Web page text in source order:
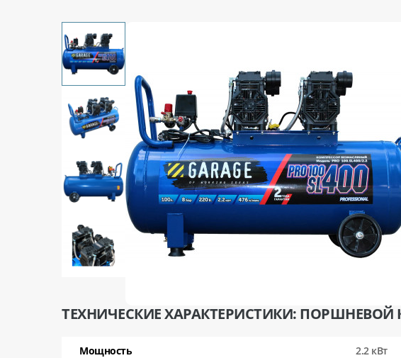
ТЕХНИЧЕСКИЕ ХАРАКТЕРИСТИКИ: ПОРШНЕВОЙ
Мощность 2.2 кВт